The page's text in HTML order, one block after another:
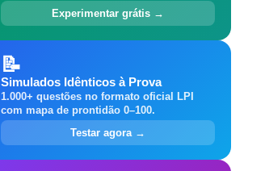
Experimentar grátis →
📝
Simulados Idênticos à Prova
1.000+ questões no formato oficial LPI
com mapa de prontidão 0–100.
Testar agora →